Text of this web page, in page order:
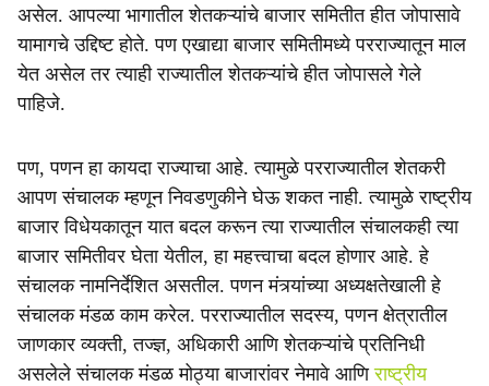
असेल. आपल्या भागातील शेतकऱ्यांचे बाजार समितीत हीत जोपासावे
यामागचे उद्दिष्ट होते. पण एखाद्या बाजार समितीमध्ये परराज्यातून माल
येत असेल तर त्याही राज्यातील शेतकऱ्यांचे हीत जोपासले गेले
पाहिजे.
पण, पणन हा कायदा राज्याचा आहे. त्यामुळे परराज्यातील शेतकरी
आपण संचालक म्हणून निवडणुकीने घेऊ शकत नाही. त्यामुळे राष्ट्रीय
बाजार विधेयकातून यात बदल करून त्या राज्यातील संचालकही त्या
बाजार समितीवर घेता येतील, हा महत्त्वाचा बदल होणार आहे. हे
संचालक नामनिर्देशित असतील. पणन मंत्र्यांच्या अध्यक्षतेखाली हे
संचालक मंडळ काम करेल. परराज्यातील सदस्य, पणन क्षेत्रातील
जाणकार व्यक्ती, तज्ज्ञ, अधिकारी आणि शेतकऱ्यांचे प्रतिनिधी
असलेले संचालक मंडळ मोठ्या बाजारांवर नेमावे आणिराष्ट्रीय